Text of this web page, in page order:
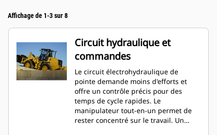
Affichage de 1-3 sur 8
Circuit hydraulique et
commandes
Le circuit électrohydraulique de
pointe demande moins d'efforts et
offre un contrôle précis pour des
temps de cycle rapides. Le
manipulateur tout-en-un permet de
rester concentré sur le travail. Un